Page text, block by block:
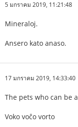
5 มกราคม 2019, 11:21:48
Mineraloj.
Ansero kato anaso.
17 มกราคม 2019, 14:33:40
The pets who can be
Voko voĉo vorto